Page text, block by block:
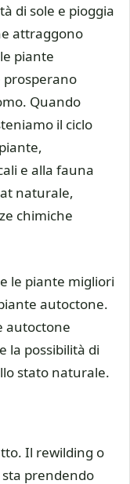
di sole e pioggia
attraggono
piante
prosperano
Quando
il ciclo
e alla fauna
naturale,
chimiche
le piante migliori
autoctone.
autoctone
la possibilità di
stato naturale.
Il rewilding o
prendendo